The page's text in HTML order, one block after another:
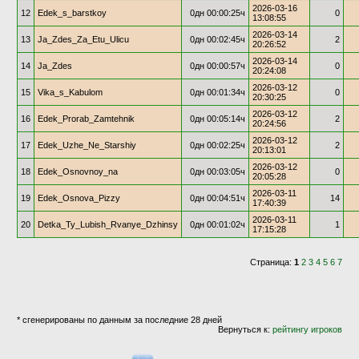
12 Edek_s_barstkoy 0дн 00:00:25ч
2026-03-16
13:08:55
0
13 Ja_Zdes_Za_Etu_Ulicu 0дн 00:02:45ч
2026-03-14
20:26:52
2
14 Ja_Zdes 0дн 00:00:57ч
2026-03-14
20:24:08
0
15 Vika_s_Kabulom 0дн 00:01:34ч
2026-03-12
20:30:25
0
16 Edek_Prorab_Zamtehnik 0дн 00:05:14ч
2026-03-12
20:24:56
2
17 Edek_Uzhe_Ne_Starshiy 0дн 00:02:25ч
2026-03-12
20:13:01
2
18 Edek_Osnovnoy_na 0дн 00:03:05ч
2026-03-12
20:05:28
0
19 Edek_Osnova_Pizzy 0дн 00:04:51ч
2026-03-11
17:40:39
14
20 Detka_Ty_Lubish_Rvanye_Dzhinsy 0дн 00:01:02ч
2026-03-11
17:15:28
1
Страница:1 2 3 4 5 6 7
* сгенерированы по данным за последние 28 дней
Вернуться к:рейтингу игроков